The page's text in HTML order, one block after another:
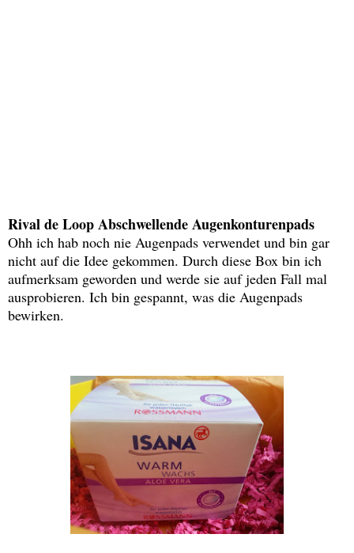
Rival de Loop Abschwellende Augenkonturenpads
Ohh ich hab noch nie Augenpads verwendet und bin gar
nicht auf die Idee gekommen. Durch diese Box bin ich
aufmerksam geworden und werde sie auf jeden Fall mal
ausprobieren. Ich bin gespannt, was die Augenpads
bewirken.